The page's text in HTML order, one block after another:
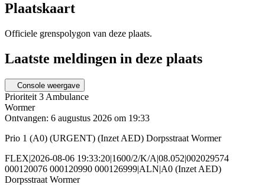
Plaatskaart
Officiele grenspolygon van deze plaats.
Laatste meldingen in deze plaats
Console weergave
Prioriteit 3Ambulance
Wormer
Ontvangen: 6 augustus 2026 om 19:33
Prio 1 (A0) (URGENT) (Inzet AED) Dorpsstraat Wormer
FLEX|2026-08-06 19:33:20|1600/2/K/A|08.052|002029574
000120076 000120990 000126999|ALN|A0 (Inzet AED)
Dorpsstraat Wormer